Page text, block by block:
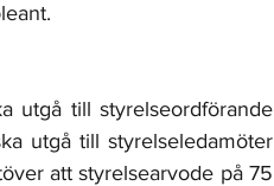
utgå till styrelseordförande
utgå till styrelseledamöter
att styrelsearvode på 75